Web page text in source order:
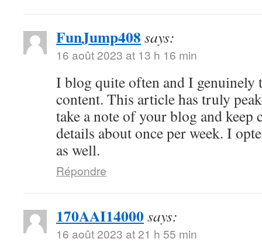
FunJump408 says:
16 août 2023 at 13 h 16 min
I blog quite often and I genuinely
content. This article has truly
take a note of your blog and keep
details about once per week. I
as well.
Répondre
170AAI14000says:
16 août 2023 at 21 h 55 min